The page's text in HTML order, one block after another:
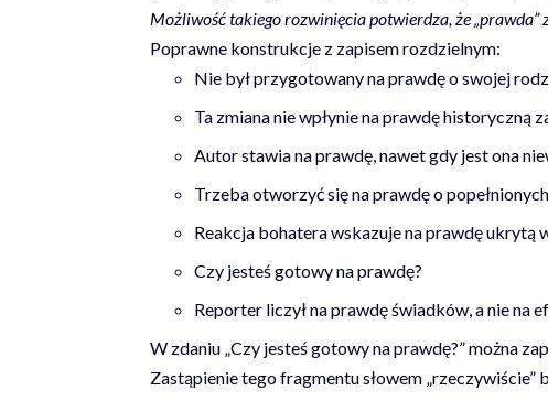
Możliwość takiego rozwinięcia potwierdza, że „prawda”
Poprawne konstrukcje z zapisem rozdzielnym:
Nie był przygotowany na prawdę o swojej
Ta zmiana nie wpłynie na prawdę historyczną
Autor stawia na prawdę, nawet gdy jest ona
Trzeba otworzyć się na prawdę o
Reakcja bohatera wskazuje na prawdę ukrytą
Czy jesteś gotowy na prawdę?
Reporter liczył na prawdę świadków, a nie na
W zdaniu „Czy jesteś gotowy na prawdę?” można
Zastąpienie tego fragmentu słowem